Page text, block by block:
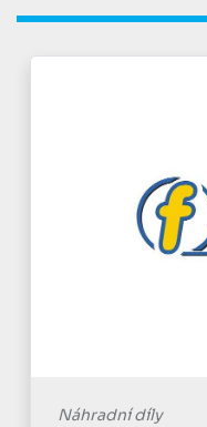
Náhradní díly